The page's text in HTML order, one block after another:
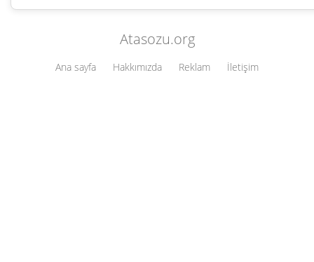
Atasozu.org
Ana sayfa Hakkımızda Reklam İletişim